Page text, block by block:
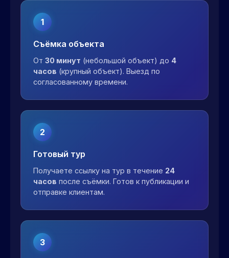
1
Съёмка объекта
От 30 минут (небольшой объект) до 4
часов (крупный объект). Выезд по
согласованному времени.
2
Готовый тур
Получаете ссылку на тур в течение 24
часов после съёмки. Готов к публикации и
отправке клиентам.
3